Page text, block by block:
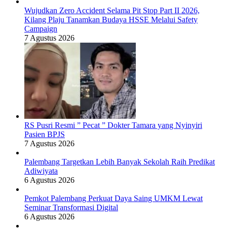
Wujudkan Zero Accident Selama Pit Stop Part II 2026,
Kilang Plaju Tanamkan Budaya HSSE Melalui Safety
Campaign
7 Agustus 2026
RS Pusri Resmi ” Pecat ” Dokter Tamara yang Nyinyiri
Pasien BPJS
7 Agustus 2026
Palembang Targetkan Lebih Banyak Sekolah Raih Predikat
Adiwiyata
6 Agustus 2026
Pemkot Palembang Perkuat Daya Saing UMKM Lewat
Seminar Transformasi Digital
6 Agustus 2026